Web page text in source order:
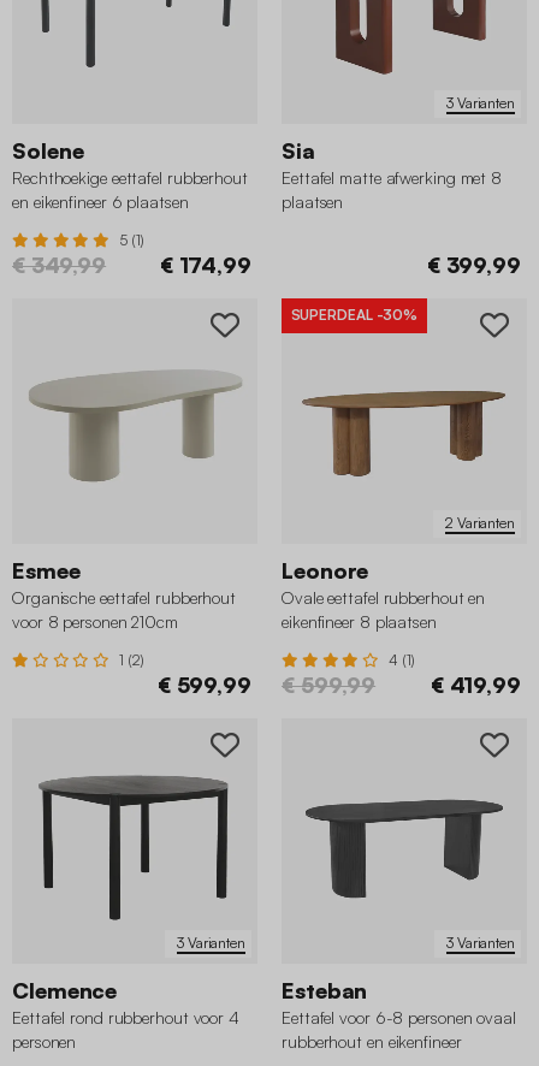
Solene
Rechthoekige eettafel rubberhout
en eikenfineer 6 plaatsen
5 (1)
€ 349,99 € 174,99
3 Varianten
Sia
Eettafel matte afwerking met 8
plaatsen
€ 399,99
Esmee
Organische eettafel rubberhout
voor 8 personen 210cm
1 (2)
€ 599,99
2 Varianten
SUPERDEAL -30%
Leonore
Ovale eettafel rubberhout en
eikenfineer 8 plaatsen
4 (1)
€ 599,99 € 419,99
3 Varianten
Clemence
Eettafel rond rubberhout voor 4
personen
3 Varianten
Esteban
Eettafel voor 6-8 personen ovaal
rubberhout en eikenfineer